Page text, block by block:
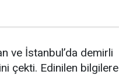
ve İstanbul’da demirli
çekti. Edinilen bilgilere